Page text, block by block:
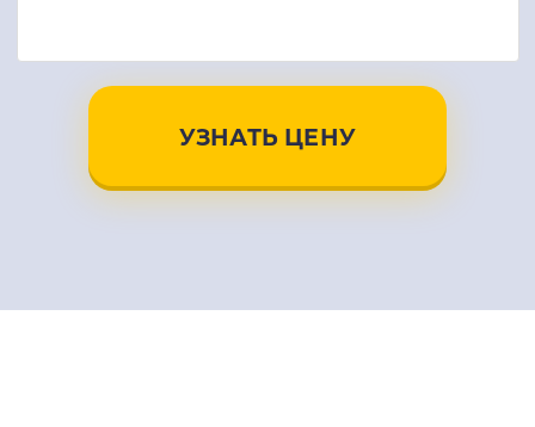
УЗНАТЬ ЦЕНУ